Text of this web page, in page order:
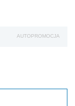
AUTOPROMOCJA